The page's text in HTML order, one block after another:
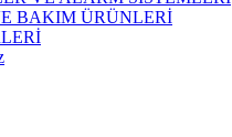
BAKIM ÜRÜNLERİ